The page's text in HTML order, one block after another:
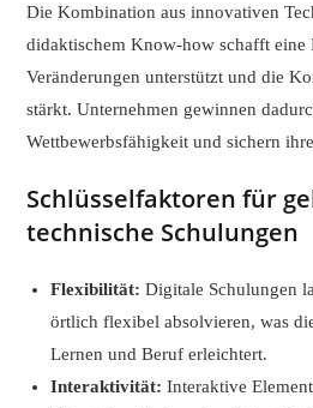
Die Kombination aus innovativen
didaktischem Know-how schafft eine
Veränderungen unterstützt und die
stärkt. Unternehmen gewinnen
Wettbewerbsfähigkeit und sichern
Schlüsselfaktoren für
technische Schulungen
Flexibilität: Digitale Schulungen
örtlich flexibel absolvieren, was
Lernen und Beruf erleichtert.
Interaktivität: Interaktive